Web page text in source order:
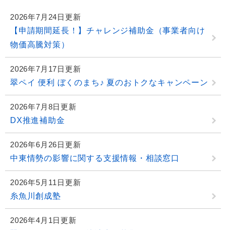
2026年7月24日更新
【申請期間延長！】チャレンジ補助金（事業者向け
物価高騰対策）
2026年7月17日更新
翠ペイ 便利 ぼくのまち♪ 夏のおトクなキャンペーン
2026年7月8日更新
DX推進補助金
2026年6月26日更新
中東情勢の影響に関する支援情報・相談窓口
2026年5月11日更新
糸魚川創成塾
2026年4月1日更新